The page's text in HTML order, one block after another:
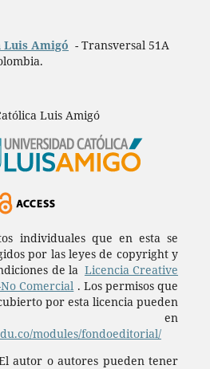
Luis Amigó - Transversal 51A
Luis Amigó
individuales que en esta se
por las leyes de copyright y
de la Licencia Creative
Comercial . Los permisos que
por esta licencia pueden
en
modules/fondoeditorial/
autor o autores pueden tener